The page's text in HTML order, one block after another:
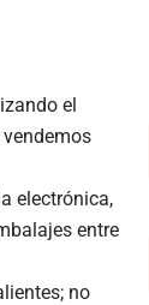
el
electrónica,
entre
no